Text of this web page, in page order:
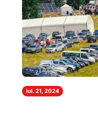
iul. 21, 2024